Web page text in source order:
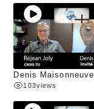
Denis Maisonneuve
103views